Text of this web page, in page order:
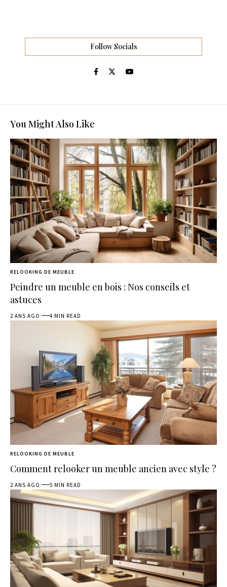
Follow Socials
You Might Also Like
RELOOKING DE MEUBLE
Peindre un meuble en bois : Nos conseils et
astuces
2 ANS AGO 4 MIN READ
RELOOKING DE MEUBLE
Comment relooker un meuble ancien avec style ?
2 ANS AGO 5 MIN READ